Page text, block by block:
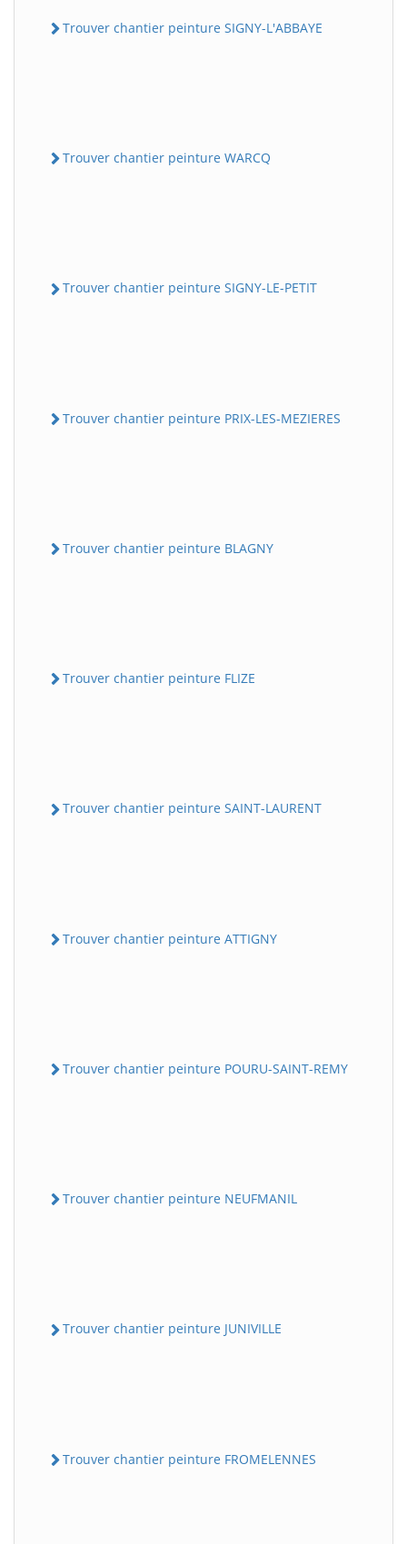
Trouver chantier peinture SIGNY-L'ABBAYE
Trouver chantier peinture WARCQ
Trouver chantier peinture SIGNY-LE-PETIT
Trouver chantier peinture PRIX-LES-MEZIERES
Trouver chantier peinture BLAGNY
Trouver chantier peinture FLIZE
Trouver chantier peinture SAINT-LAURENT
Trouver chantier peinture ATTIGNY
Trouver chantier peinture POURU-SAINT-REMY
Trouver chantier peinture NEUFMANIL
Trouver chantier peinture JUNIVILLE
Trouver chantier peinture FROMELENNES